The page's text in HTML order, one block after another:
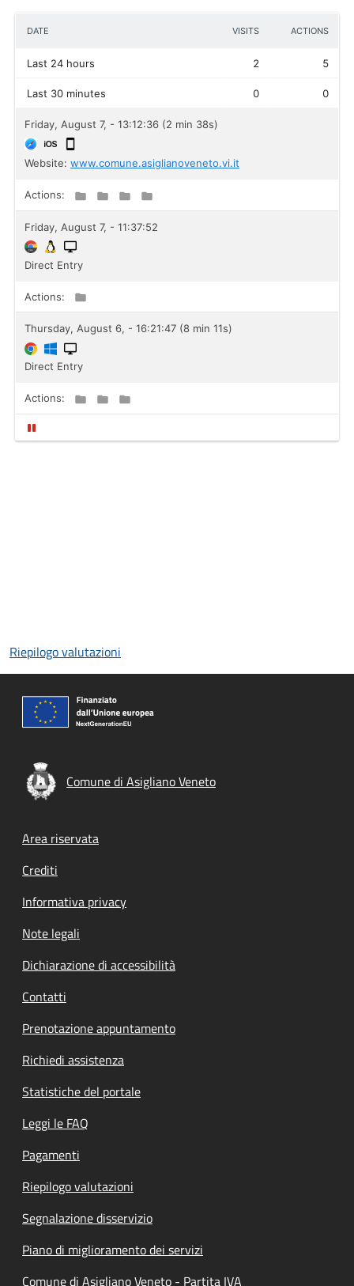
Riepilogo valutazioni
Comune di Asigliano Veneto
Footer menu
Area riservata
Crediti
Informativa privacy
Note legali
Dichiarazione di accessibilità
Contatti
Prenotazione appuntamento
Richiedi assistenza
Statistiche del portale
Leggi le FAQ
Pagamenti
Riepilogo valutazioni
Segnalazione disservizio
Piano di miglioramento dei servizi
Comune di Asigliano Veneto - Partita IVA